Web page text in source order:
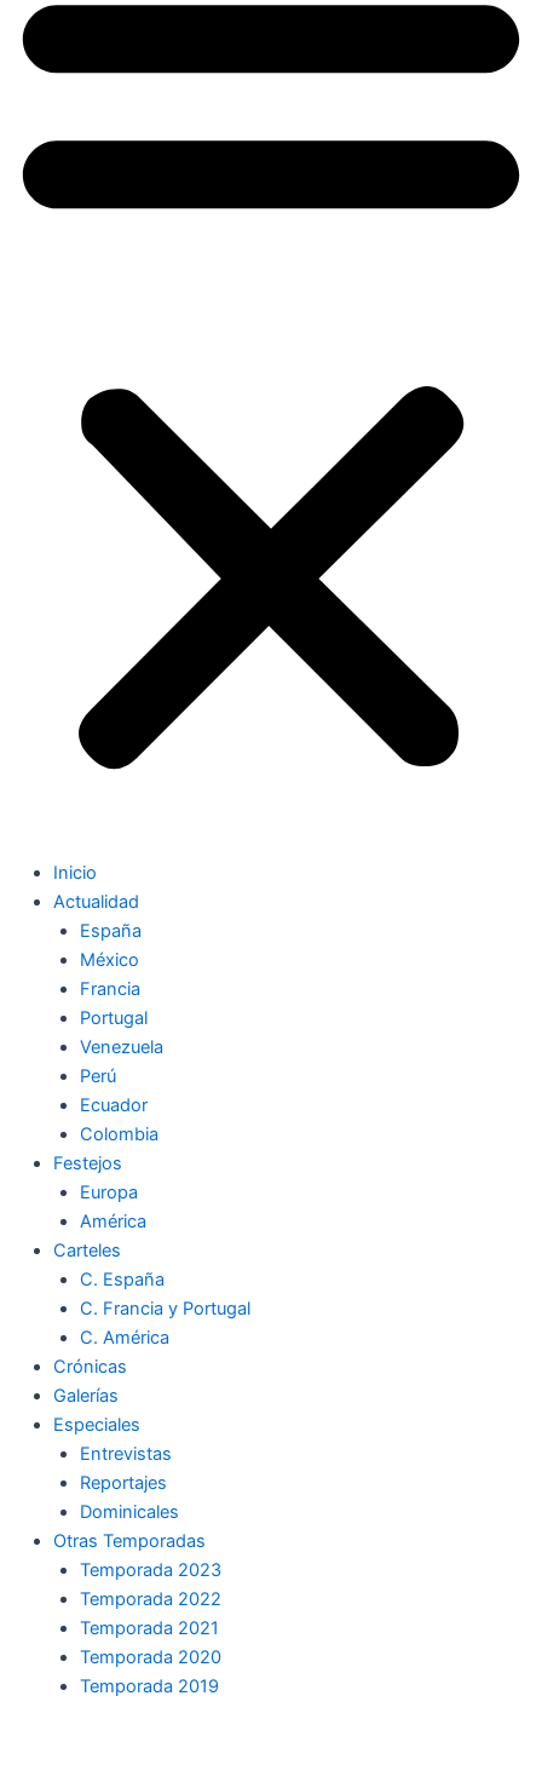
Inicio
Actualidad
España
México
Francia
Portugal
Venezuela
Perú
Ecuador
Colombia
Festejos
Europa
América
Carteles
C. España
C. Francia y Portugal
C. América
Crónicas
Galerías
Especiales
Entrevistas
Reportajes
Dominicales
Otras Temporadas
Temporada 2023
Temporada 2022
Temporada 2021
Temporada 2020
Temporada 2019